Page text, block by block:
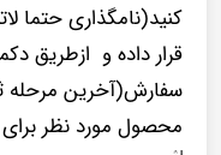
قرار داده و ازطریق
سفارش(آخرین
محصول مورد نظر برای